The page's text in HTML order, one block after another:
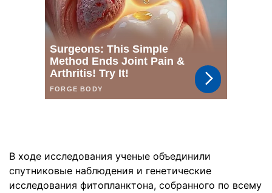
В ходе исследования ученые объединили
спутниковые наблюдения и генетические
исследования фитопланктона, собранного по всему